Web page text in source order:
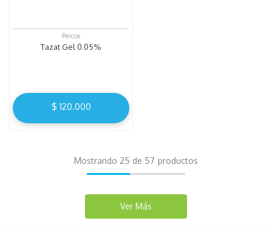
Percos
Tazat Gel 0.05%
$ 120.000
Mostrando 25 de 57